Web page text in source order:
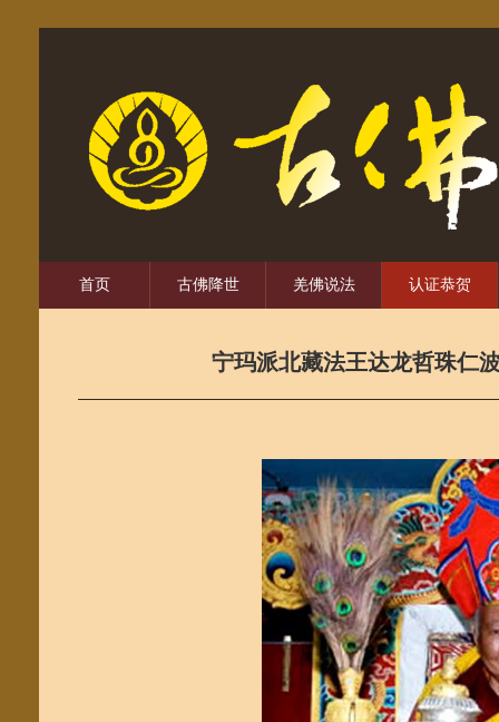
首页 古佛降世 羌佛说法 认证恭贺
宁玛派北藏法王达龙哲珠仁